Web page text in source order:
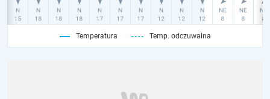
Temperatura Temp. odczuwalna